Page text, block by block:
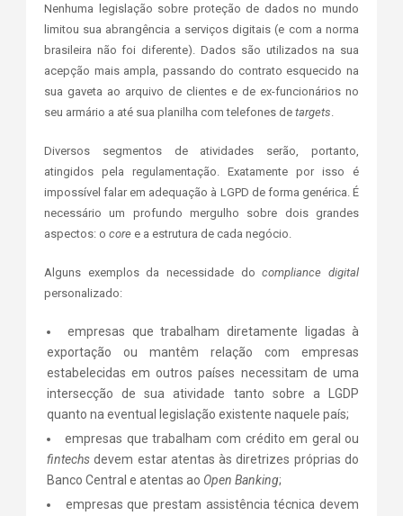
Nenhuma legislação sobre proteção de dados no mundo
limitou sua abrangência a serviços digitais (e com a norma
brasileira não foi diferente). Dados são utilizados na sua
acepção mais ampla, passando do contrato esquecido na
sua gaveta ao arquivo de clientes e de ex-funcionários no
seu armário a até sua planilha com telefones de targets
Diversos segmentos de atividades serão, portanto,
atingidos pela regulamentação. Exatamente por isso é
impossível falar em adequação à LGPD de forma genérica. É
necessário um profundo mergulho sobre dois grandes
aspectos: o core e a estrutura de cada negócio.
Alguns exemplos da necessidade docompliance digital
personalizado:
empresas que trabalham diretamente ligadas à
exportação ou mantêm relação com empresas
estabelecidas em outros países necessitam de uma
intersecção de sua atividade tanto sobre a LGDP
quanto na eventual legislação existente naquele país;
empresas que trabalham com crédito em geral ou
fintechsdevem estar atentas às diretrizes próprias do
Banco Central e atentas ao Open Banking;
empresas que prestam assistência técnica devem